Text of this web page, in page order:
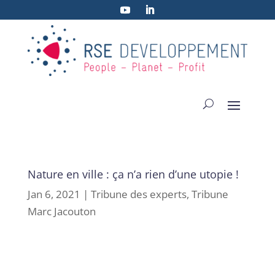
Nature en ville : ça n’a rien d’une utopie !
Jan 6, 2021 | Tribune des experts, Tribune
Marc Jacouton